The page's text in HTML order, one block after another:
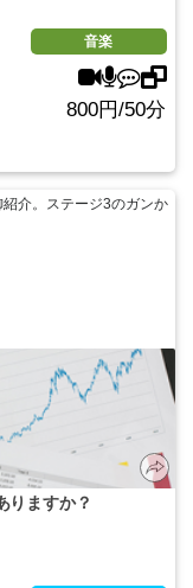
音楽
800円/50分
介。ステージ3のガンか
りますか？